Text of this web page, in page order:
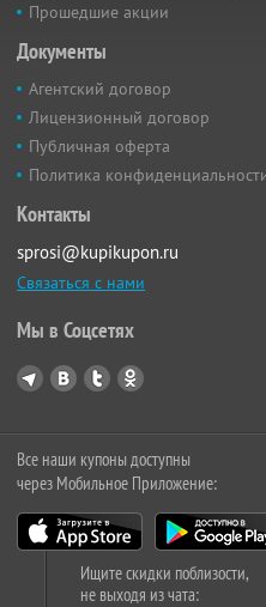
Прошедшие акции
Документы
Агентский договор
Лицензионный договор
Публичная оферта
Политика
Контакты
sprosi@kupikupon.ru
Связаться с нами
Мы в Соцсетях
Все наши купоны доступны
через Мобильное Приложение:
Ищите скидки поблизости,
не выходя из чата: